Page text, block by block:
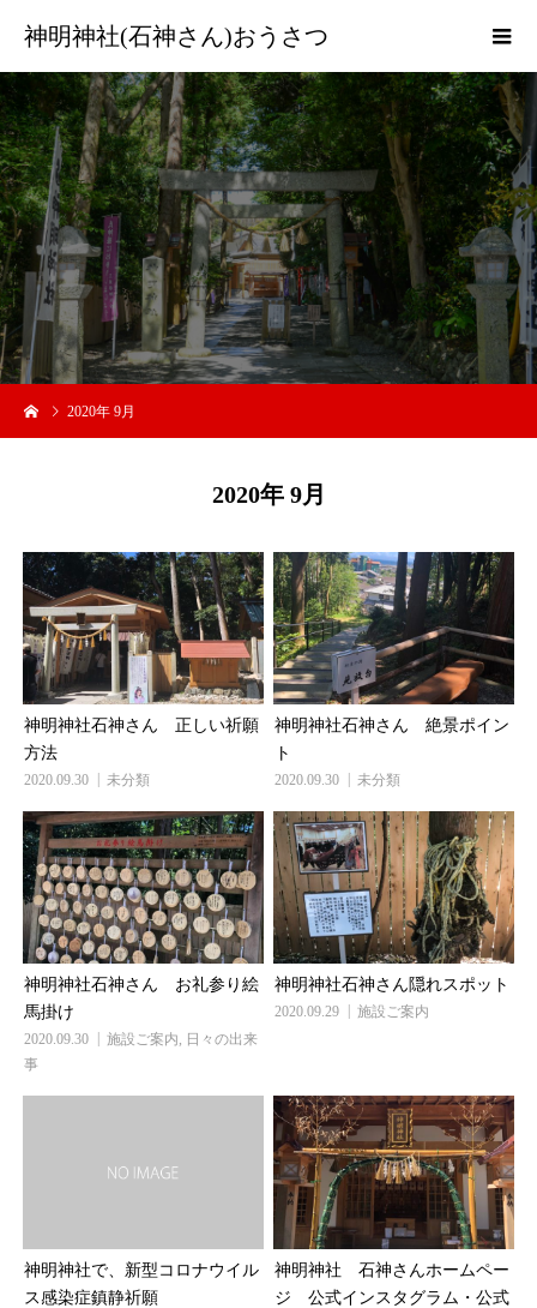
神明神社(石神さん)おうさつ
2020年 9月
2020年 9月
神明神社石神さん 正しい祈願
方法
2020.09.30 未分類
神明神社石神さん 絶景ポイン
ト
2020.09.30 未分類
神明神社石神さん お礼参り絵
馬掛け
2020.09.30 施設ご案内, 日々の出来
事
神明神社石神さん隠れスポット
2020.09.29 施設ご案内
神明神社で、新型コロナウイル
ス感染症鎮静祈願
神明神社 石神さんホームペー
ジ 公式インスタグラム・公式